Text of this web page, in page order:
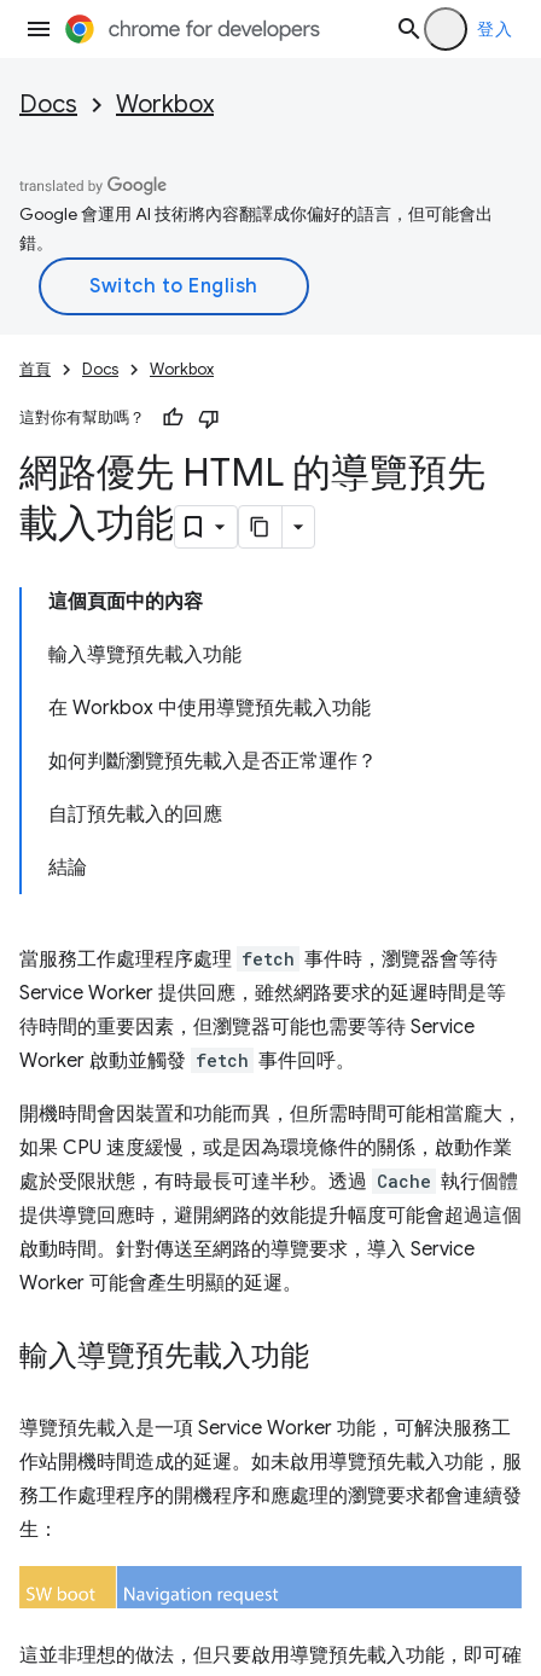
登入
Docs Workbox
Google 會運用 AI 技術將內容翻譯成你偏好的語言，但可能會出
錯。
首頁 Docs Workbox
這對你有幫助嗎？
網路優先 HTML 的導覽預先
載入功能
這個頁面中的內容
輸入導覽預先載入功能
在 Workbox 中使用導覽預先載入功能
如何判斷瀏覽預先載入是否正常運作？
自訂預先載入的回應
結論
當服務工作處理程序處理 fetch 事件時，瀏覽器會等待
Service Worker 提供回應，雖然網路要求的延遲時間是等
待時間的重要因素，但瀏覽器可能也需要等待 Service
Worker 啟動並觸發 fetch 事件回呼。
開機時間會因裝置和功能而異，但所需時間可能相當龐大，
如果 CPU 速度緩慢，或是因為環境條件的關係，啟動作業
處於受限狀態，有時最長可達半秒。透過 Cache 執行個體
提供導覽回應時，避開網路的效能提升幅度可能會超過這個
啟動時間。針對傳送至網路的導覽要求，導入 Service
Worker 可能會產生明顯的延遲。
輸入導覽預先載入功能
導覽預先載入是一項 Service Worker 功能，可解決服務工
作站開機時間造成的延遲。如未啟用導覽預先載入功能，服
務工作處理程序的開機程序和應處理的瀏覽要求都會連續發
生：
這並非理想的做法，但只要啟用導覽預先載入功能，即可確